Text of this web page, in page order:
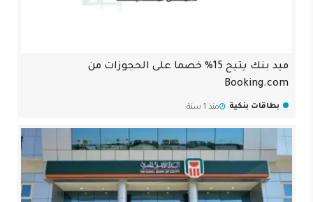
ميد بنك يتيح 15% خصما على الحجوزات من
Booking.com
بطاقات بنكية منذ 1 سنة